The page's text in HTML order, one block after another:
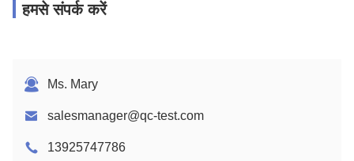
हमसे संपर्क करें
Ms. Mary
salesmanager@qc-test.com
13925747786